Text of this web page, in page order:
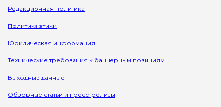
Редакционная политика
Политика этики
Юридическая информация
Технические требования к баннерным позициям
Выходные данные
Обзорные статьи и пресс-релизы